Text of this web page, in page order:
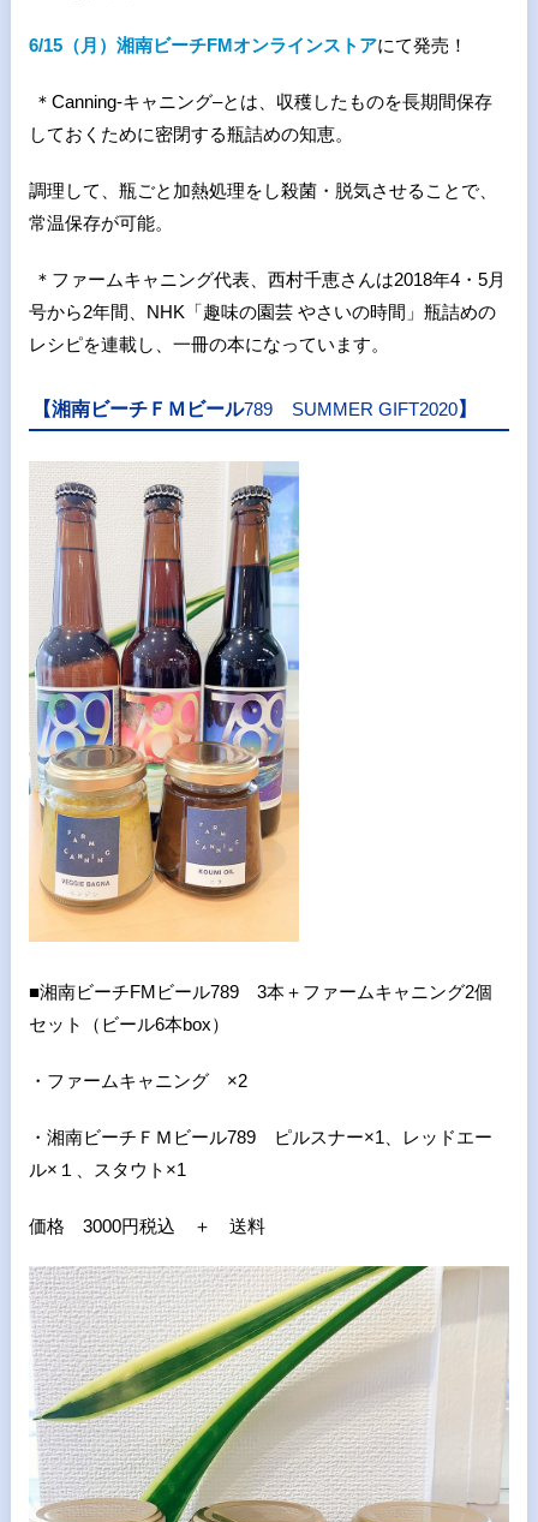
6/15（月）湘南ビーチFMオンラインストアにて発売！
＊ Canning-キャニング–とは、収穫したものを長期間保存
しておくために密閉する瓶詰めの知恵。
調理して、瓶ごと加熱処理をし殺菌・脱気させることで、
常温保存が可能。
＊ファームキャニング代表、西村千恵さんは2018年4・ 5月
号から2年間、 NHK 「趣味の園芸 やさいの時間」瓶詰めの
レシピを連載し、一冊の本になっています。
【湘南ビーチＦＭビール789 SUMMER GIFT2020】
■湘南ビーチFMビール789 3本＋ファームキャニング2個
セット（ビール6本box）
・ファームキャニング ×2
・湘南ビーチＦＭビール789ピルスナー×1 、レッドエー
ル×１、スタウト×1
価格 3000円税込 ＋ 送料